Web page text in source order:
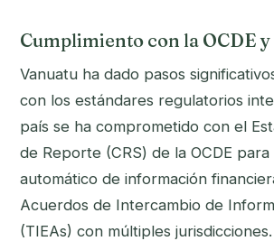
Cumplimiento con la OCDE y
Vanuatu ha dado pasos
con los estándares regulatorios
país se ha comprometido con el
de Reporte (CRS) de la OCDE
automático de información
Acuerdos de Intercambio de
(TIEAs) con múltiples